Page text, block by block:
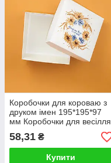
Коробочки для короваю з
друком імен 195*195*97
мм Коробочки для весілля
58,31 ₴
Купити